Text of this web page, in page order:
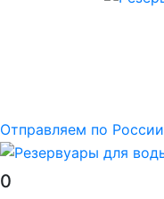
Отправляем по России
0